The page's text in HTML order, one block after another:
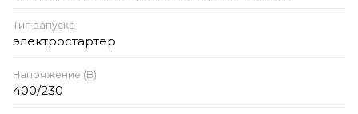
Тип запуска
электростартер
Напряжение (В)
400/230